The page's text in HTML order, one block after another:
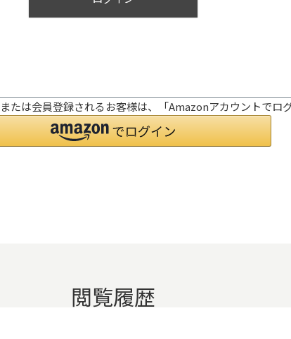
は会員登録されるお客様は、「Amazonアカウントでロ
閲覧履歴